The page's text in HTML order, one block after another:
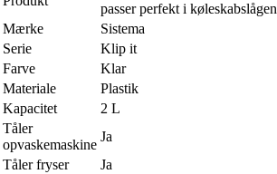
passer perfekt i køleskabslågen
Mærke
Sistema
Serie
Klip it
Farve
Klar
Materiale
Plastik
Kapacitet
2 L
Tåler
opvaskemaskine
Ja
Tåler fryser
Ja